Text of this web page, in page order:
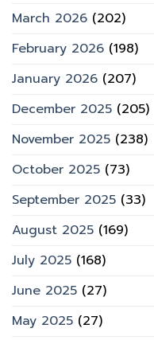
March 2026 (202)
February 2026 (198)
January 2026 (207)
December 2025 (205)
November 2025 (238)
October 2025 (73)
September 2025 (33)
August 2025 (169)
July 2025 (168)
June 2025 (27)
May 2025 (27)